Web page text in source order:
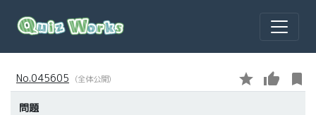
No.045605 (全体公開) star thumb_up bookmark
問題